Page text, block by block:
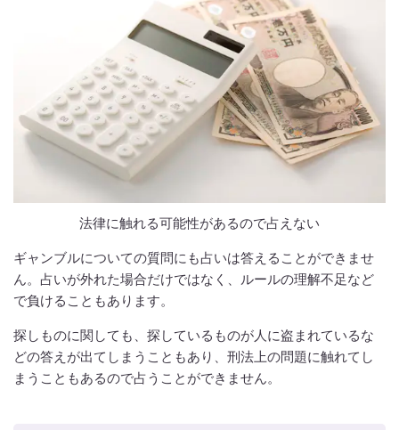
法律に触れる可能性があるので占えない
ギャンブルについての質問にも占いは答えることができませ
ん。占いが外れた場合だけではなく、ルールの理解不足など
で負けることもあります。
探しものに関しても、探しているものが人に盗まれているな
どの答えが出てしまうこともあり、刑法上の問題に触れてし
まうこともあるので占うことができません。